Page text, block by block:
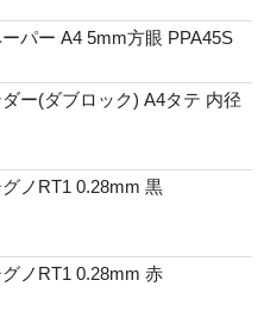
パー A4 5mm方眼 PPA45S
ー(ダブロック) A4タテ 内径
ノRT1 0.28mm 黒
ノRT1 0.28mm 赤